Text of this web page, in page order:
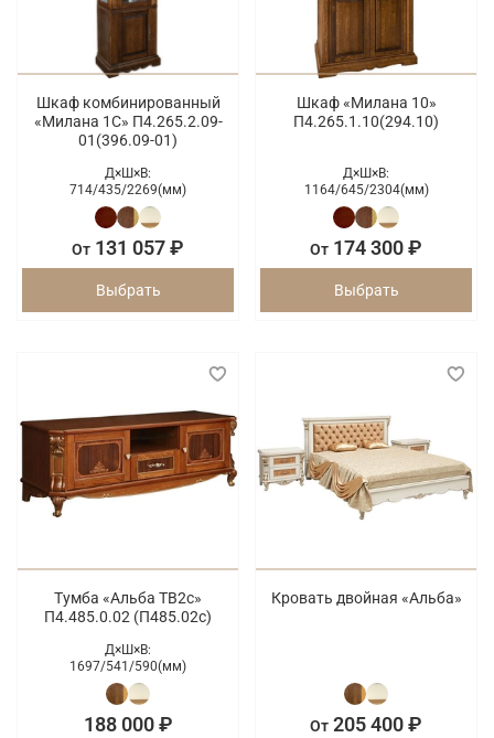
Шкаф комбинированный
«Милана 1С» П4.265.2.09-
01(396.09-01)
Д×Ш×В:
714/435/2269(мм)
От 131 057 ₽
Выбрать
Шкаф «Милана 10»
П4.265.1.10(294.10)
Д×Ш×В:
1164/645/2304(мм)
От 174 300 ₽
Выбрать
Тумба «Альба ТВ2с»
П4.485.0.02 (П485.02с)
Д×Ш×В:
1697/541/590(мм)
188 000 ₽
Кровать двойная «Альба»
От 205 400 ₽